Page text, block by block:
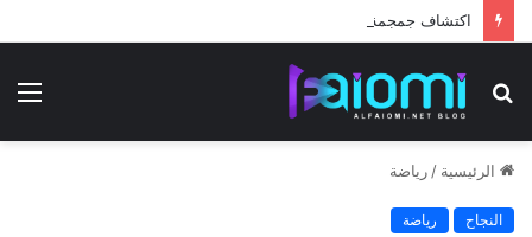
الرئيسية / رياضة
النجاح رياضة